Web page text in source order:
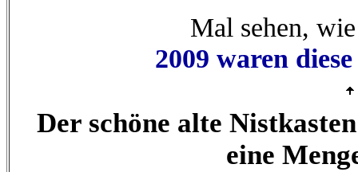
Mal sehen,
2009 waren
Der schöne alte
eine